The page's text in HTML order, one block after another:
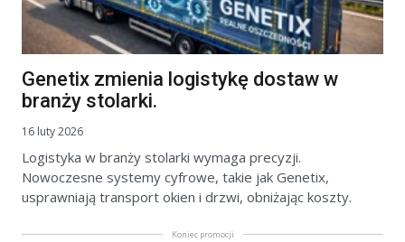
Genetix zmienia logistykę dostaw w
branży stolarki.
16 luty 2026
Logistyka w branży stolarki wymaga precyzji.
Nowoczesne systemy cyfrowe, takie jak Genetix,
usprawniają transport okien i drzwi, obniżając koszty.
Koniec promocji